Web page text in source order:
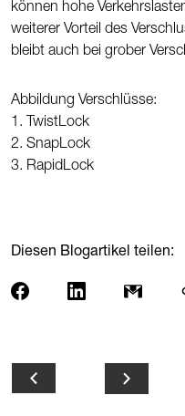
können hohe
weiterer Vorteil des
bleibt auch bei grober
Abbildung Verschlüsse:
1. TwistLock
2. SnapLock
3. RapidLock
Diesen Blogartikel teilen: